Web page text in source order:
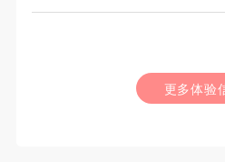
更多体验